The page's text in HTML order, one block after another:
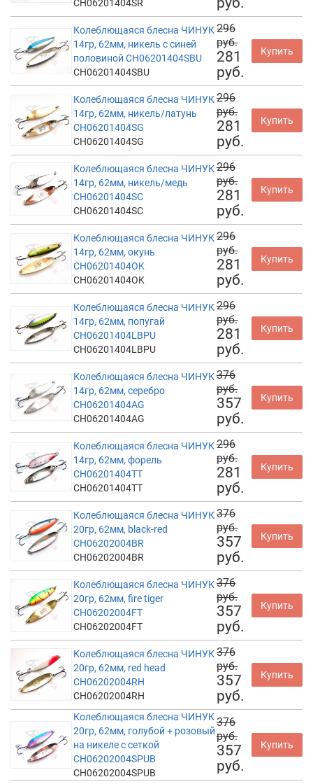
CH06201404SR
Колеблющаяся блесна ЧИНУК
14гр, 62мм, никель с синей
половиной CH06201404SBU
CH06201404SBU
296
руб.
281
руб.
Купить
Колеблющаяся блесна ЧИНУК
14гр, 62мм, никель/латунь
CH06201404SG
CH06201404SG
296
руб.
281
руб.
Купить
Колеблющаяся блесна ЧИНУК
14гр, 62мм, никель/медь
CH06201404SC
CH06201404SC
296
руб.
281
руб.
Купить
Колеблющаяся блесна ЧИНУК
14гр, 62мм, окунь
CH06201404OK
CH06201404OK
296
руб.
281
руб.
Купить
Колеблющаяся блесна ЧИНУК
14гр, 62мм, попугай
CH06201404LBPU
CH06201404LBPU
296
руб.
281
руб.
Купить
Колеблющаяся блесна ЧИНУК
14гр, 62мм, серебро
CH06201404AG
CH06201404AG
376
руб.
357
руб.
Купить
Колеблющаяся блесна ЧИНУК
14гр, 62мм, форель
CH06201404TT
CH06201404TT
296
руб.
281
руб.
Купить
Колеблющаяся блесна ЧИНУК
20гр, 62мм, black-red
CH06202004BR
CH06202004BR
376
руб.
357
руб.
Купить
Колеблющаяся блесна ЧИНУК
20гр, 62мм, fire tiger
CH06202004FT
CH06202004FT
376
руб.
357
руб.
Купить
Колеблющаяся блесна ЧИНУК
20гр, 62мм, red head
CH06202004RH
CH06202004RH
376
руб.
357
руб.
Купить
Колеблющаяся блесна ЧИНУК
20гр, 62мм, голубой + розовый
на никеле с сеткой
CH06202004SPUB
CH06202004SPUB
376
руб.
357
руб.
Купить